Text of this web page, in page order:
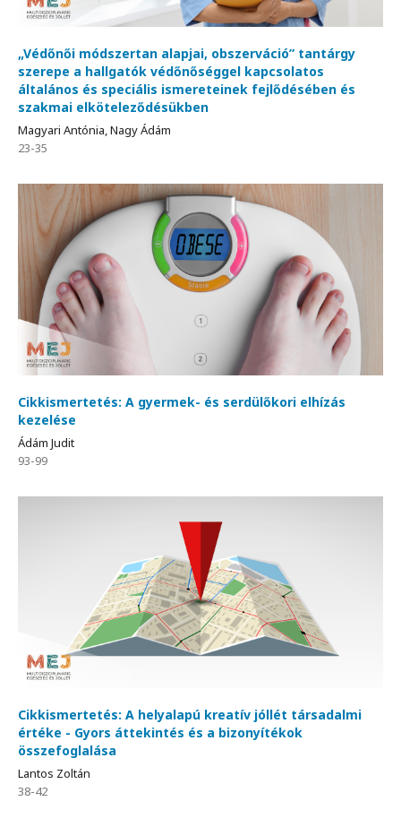
„Védőnői módszertan alapjai, obszerváció” tantárgy
szerepe a hallgatók védőnőséggel kapcsolatos
általános és speciális ismereteinek fejlődésében és
szakmai elköteleződésükben
Magyari Antónia, Nagy Ádám
23-35
Cikkismertetés: A gyermek- és serdülőkori elhízás
kezelése
Ádám Judit
93-99
Cikkismertetés: A helyalapú kreatív jóllét társadalmi
értéke - Gyors áttekintés és a bizonyítékok
összefoglalása
Lantos Zoltán
38-42